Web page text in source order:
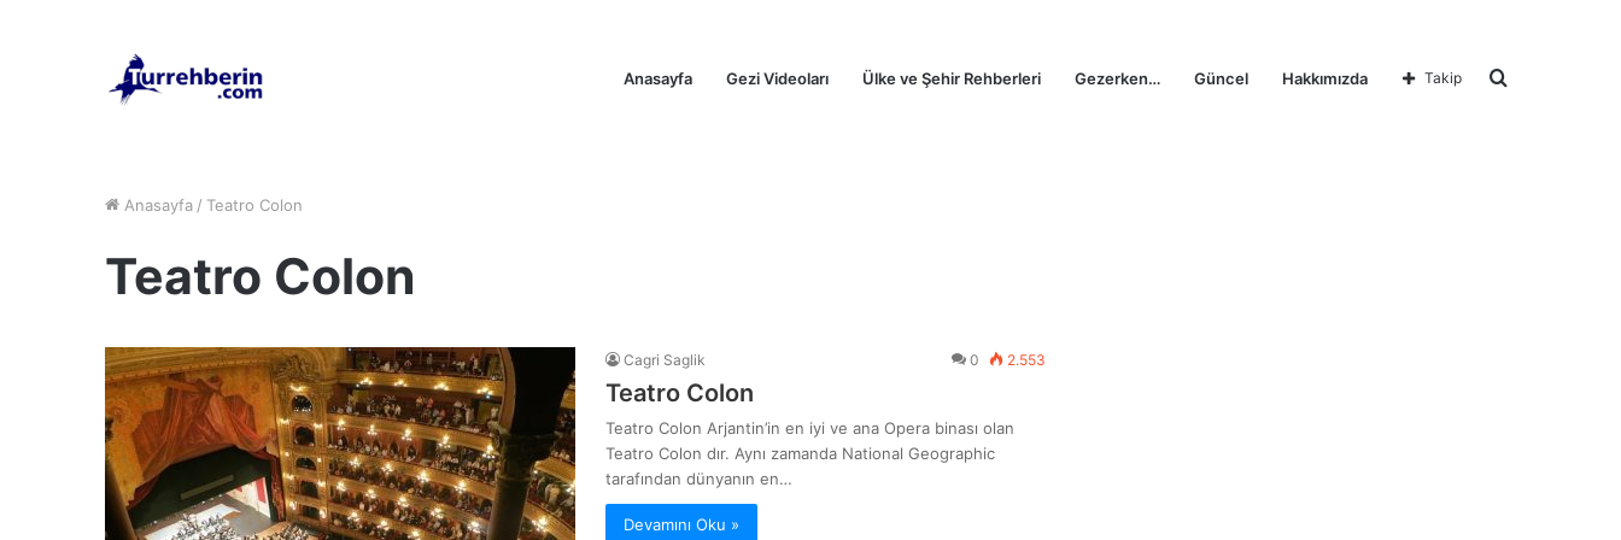
Anasayfa Gezi Videoları Ülke ve Şehir Rehberleri Gezerken… Güncel Hakkımızda Arama
Takip
Anasayfa / Teatro Colon
Teatro Colon
Cagri Saglik 0 2.553
Teatro Colon
Teatro Colon Arjantin’in en iyi ve ana Opera binası olan
Teatro Colon dır. Aynı zamanda National Geographic
tarafından dünyanın en…
Devamını Oku »